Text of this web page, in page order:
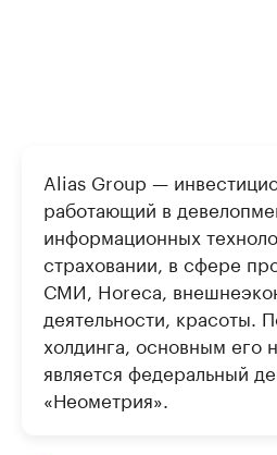
Alias Group —
работающий в
информационных
страховании, в сфере
СМИ, Horeca,
деятельности, красоты.
холдинга, основным его
является федеральный
«Неометрия».